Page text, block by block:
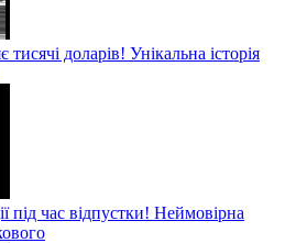
тисячі доларів! Унікальна історія
під час відпустки! Неймовірна